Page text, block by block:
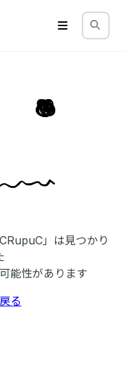
」は見つかり
能性があります
る